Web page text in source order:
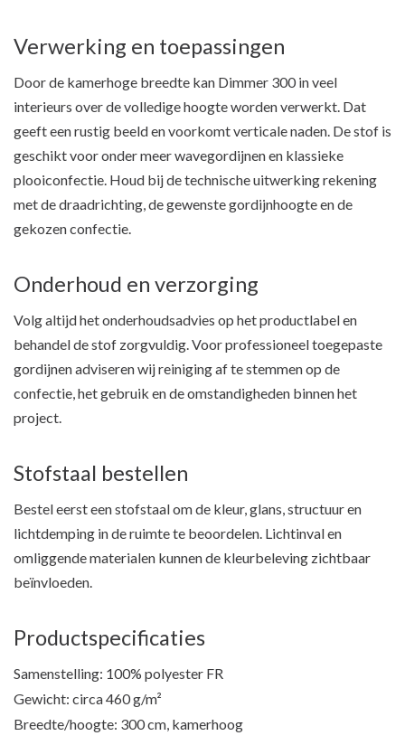
Verwerking en toepassingen
Door de kamerhoge breedte kan Dimmer 300 in veel
interieurs over de volledige hoogte worden verwerkt. Dat
geeft een rustig beeld en voorkomt verticale naden. De stof is
geschikt voor onder meer wavegordijnen en klassieke
plooiconfectie. Houd bij de technische uitwerking rekening
met de draadrichting, de gewenste gordijnhoogte en de
gekozen confectie.
Onderhoud en verzorging
Volg altijd het onderhoudsadvies op het productlabel en
behandel de stof zorgvuldig. Voor professioneel toegepaste
gordijnen adviseren wij reiniging af te stemmen op de
confectie, het gebruik en de omstandigheden binnen het
project.
Stofstaal bestellen
Bestel eerst een stofstaal om de kleur, glans, structuur en
lichtdemping in de ruimte te beoordelen. Lichtinval en
omliggende materialen kunnen de kleurbeleving zichtbaar
beïnvloeden.
Productspecificaties
Samenstelling: 100% polyester FR
Gewicht: circa 460 g/m²
Breedte/hoogte: 300 cm, kamerhoog